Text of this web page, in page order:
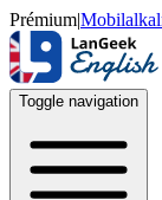
Prémium|
Toggle navigation